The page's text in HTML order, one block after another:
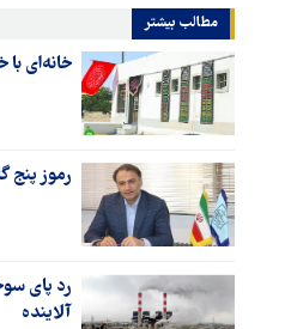
مطالب بیشتر
خانه‌ای
رموز
رد پای
آلاینده